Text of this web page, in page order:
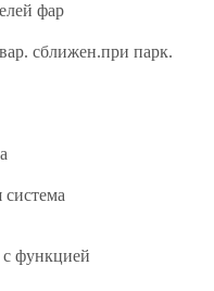
фар
сближен.при парк.
система
с функцией